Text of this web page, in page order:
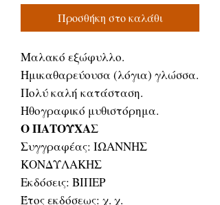
Προσθήκη στο καλάθι
Μαλακό εξώφυλλο.
Ημικαθαρεύουσα (λόγια) γλώσσα.
Πολύ καλή κατάσταση.
Ηθογραφικό μυθιστόρημα.
Ο ΠΑΤΟΥΧΑΣ
Συγγραφέας: ΙΩΑΝΝΗΣ
ΚΟΝΔΥΛΑΚΗΣ
Εκδόσεις: ΒΙΠΕΡ
Έτος εκδόσεως: χ. χ.